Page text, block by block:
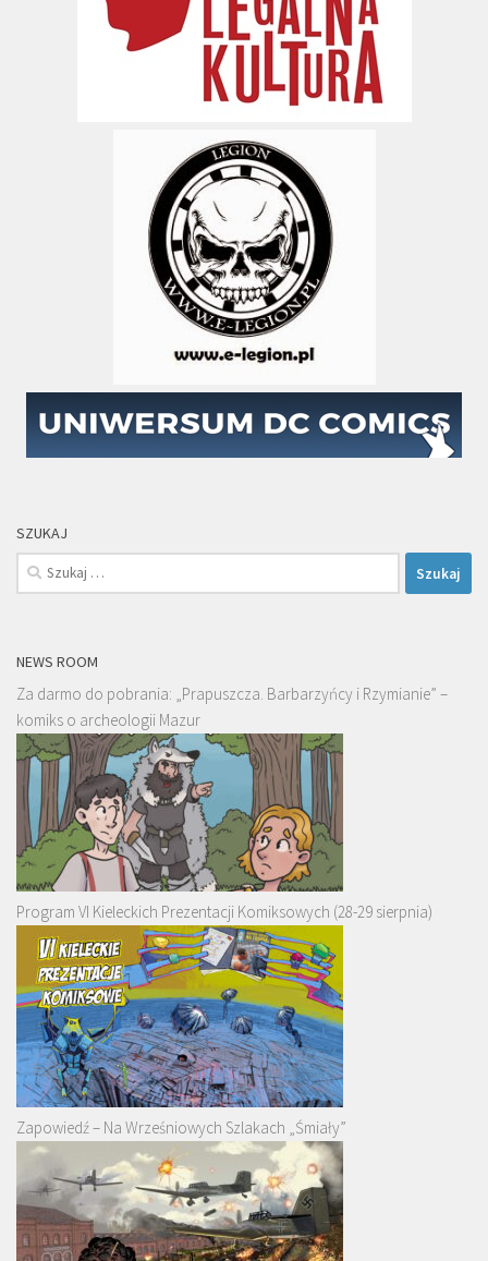
SZUKAJ
Szukaj:
NEWS ROOM
Za darmo do pobrania: „Prapuszcza. Barbarzyńcy i Rzymianie” –
komiks o archeologii Mazur
Program VI Kieleckich Prezentacji Komiksowych (28-29 sierpnia)
Zapowiedź – Na Wrześniowych Szlakach „Śmiały”